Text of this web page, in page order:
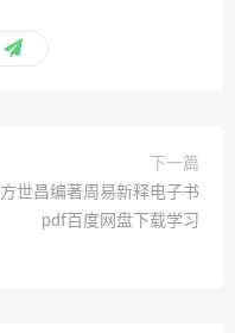
下一篇
方世昌编著周易新释电子书
pdf百度网盘下载学习